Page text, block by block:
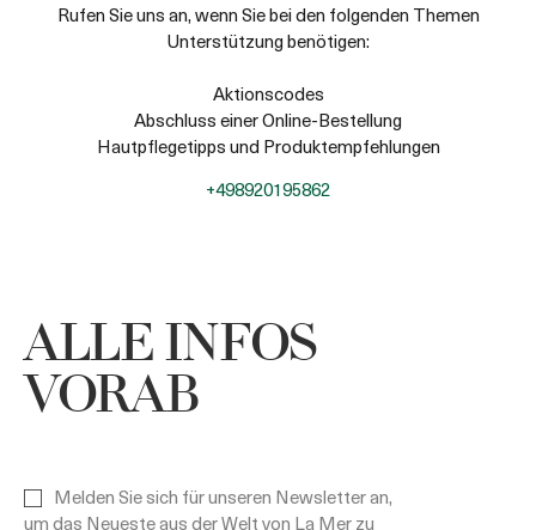
Rufen Sie uns an, wenn Sie bei den folgenden Themen
Unterstützung benötigen:
Aktionscodes
Abschluss einer Online-Bestellung
Hautpflegetipps und Produktempfehlungen
+498920195862
ALLE INFOS
VORAB
Melden Sie sich für unseren Newsletter an,
um das Neueste aus der Welt von La Mer zu